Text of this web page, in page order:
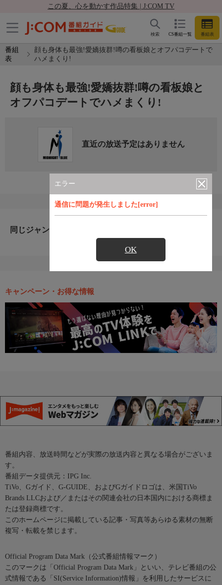
この夏、心を動かす作品特集 | J:COM TV
CS番組一覧 番組表
検索
番組
表
顔も身体も最強!愛嬌抜群!噂の看板娘とオフパコデートで
ハメまくり!
エラー
通信に問題が発生しました[error]
OK
顔も身体も最強!愛嬌抜群!噂の看板娘と
オフパコデートでハメまくり!
直近の放送予定はありません
同じジャンルのおすすめ番組
キャンペーン・お得な情報
番組内容、放送時間などが実際の放送内容と異なる場合がございま
す。
番組データ提供元：IPG Inc.
TiVo、Gガイド、G-GUIDE、およびGガイドロゴは、米国TiVo
Brands LLCおよび／またはその関連会社の日本国内における商標ま
たは登録商標です。
このホームページに掲載している記事・写真等あらゆる素材の無断
複写・転載を禁じます。
Official Program Data Mark（公式番組情報マーク）
このマークは「Official Program Data Mark」といい、テレビ番組の公
式情報である「SI(Service Information)情報」を利用したサービスに